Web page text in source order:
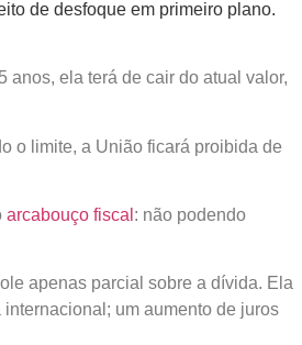
ela terá de cair do atual valor,
o limite, a União ficará proibida de
arcabouço fiscal : não podendo
apenas parcial sobre a dívida. Ela
um aumento de juros